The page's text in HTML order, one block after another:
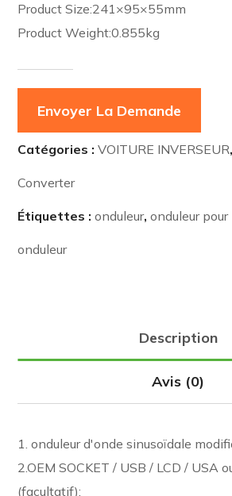
Product Size:241×95×55mm
Product Weight:0.855kg
Envoyer La Demande
Catégories :VOITURE INVERSEUR,
Converter
Étiquettes :onduleur,onduleur
onduleur
Description
Avis (0)
1. onduleur d'onde sinusoïdale
2.OEM SOCKET / USB / LCD / USA
(facultatif);